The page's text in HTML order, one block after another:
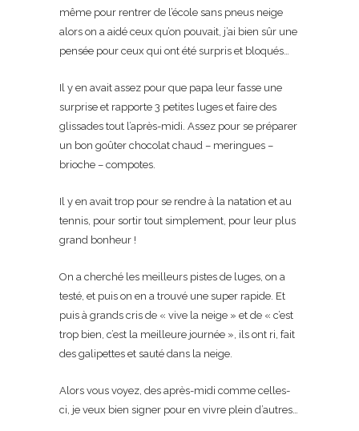
même pour rentrer de l’école sans pneus neige
alors on a aidé ceux qu’on pouvait, j’ai bien sûr une
pensée pour ceux qui ont été surpris et bloqués…
Il y en avait assez pour que papa leur fasse une
surprise et rapporte 3 petites luges et faire des
glissades tout l’après-midi. Assez pour se préparer
un bon goûter chocolat chaud – meringues –
brioche – compotes.
Il y en avait trop pour se rendre à la natation et au
tennis, pour sortir tout simplement, pour leur plus
grand bonheur !
On a cherché les meilleurs pistes de luges, on a
testé, et puis on en a trouvé une super rapide. Et
puis à grands cris de « vive la neige » et de « c’est
trop bien, c’est la meilleure journée », ils ont ri, fait
des galipettes et sauté dans la neige.
Alors vous voyez, des après-midi comme celles-
ci, je veux bien signer pour en vivre plein d’autres…